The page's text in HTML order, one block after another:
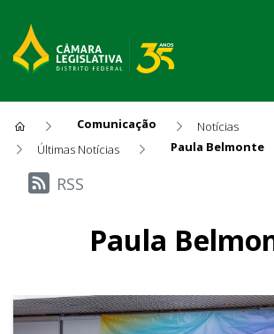
Comunicação
Notícias
Últimas Notícias
Paula Belmonte
Últimas Notícias
RSS
Paula